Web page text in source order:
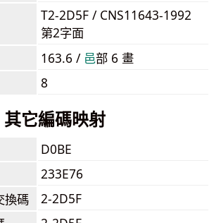
T2-2D5F / CNS11643-1992
第2字面
163.6 / ⾢部 6 畫
8
它編碼映射
D0BE
233E76
換碼
2-2D5F